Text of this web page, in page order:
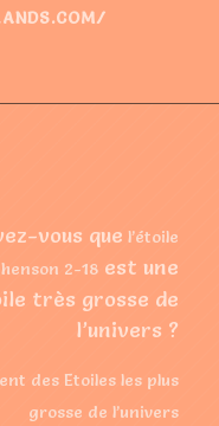
vous que l’étoile
2-18 est une
très grosse de
l’univers ?
des Etoiles les plus
grosse de l’univers